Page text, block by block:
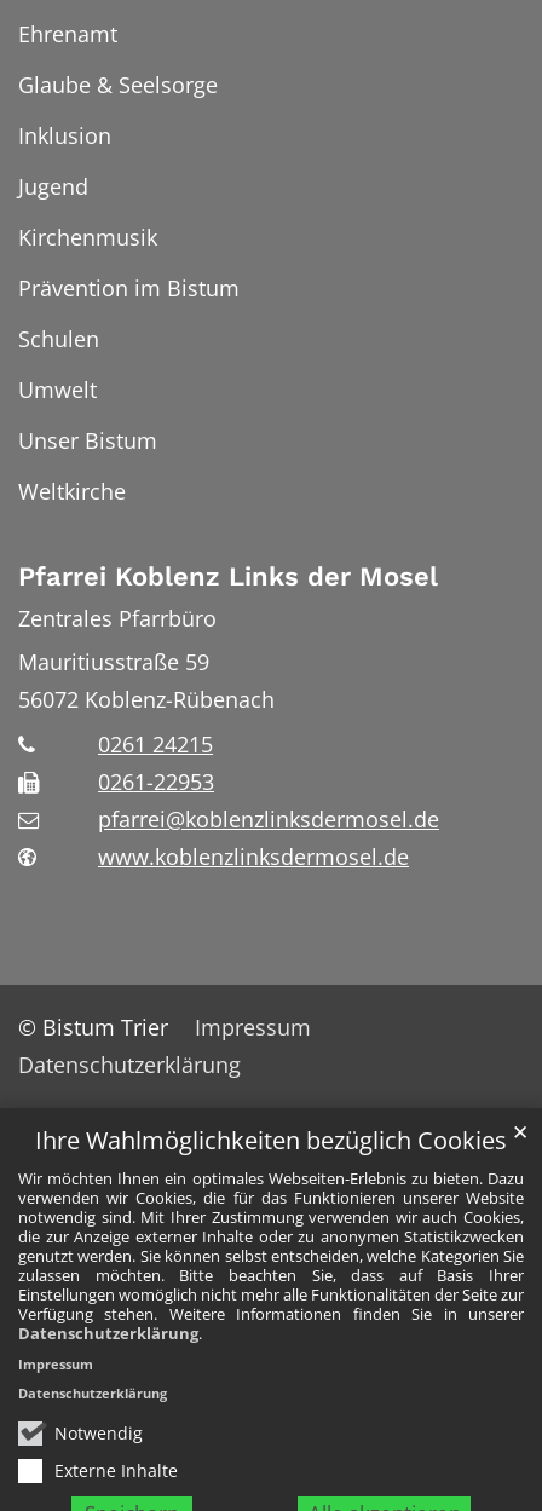
Ihre Wahlmöglichkeiten bezüglich Cookies
Wir möchten Ihnen ein optimales Webseiten-Erlebnis zu bieten. Dazu
verwenden wir Cookies, die für das Funktionieren unserer Website
notwendig sind. Mit Ihrer Zustimmung verwenden wir auch Cookies,
die zur Anzeige externer Inhalte oder zu anonymen Statistikzwecken
genutzt werden. Sie können selbst entscheiden, welche Kategorien Sie
zulassen möchten. Bitte beachten Sie, dass auf Basis Ihrer
Einstellungen womöglich nicht mehr alle Funktionalitäten der Seite zur
Verfügung stehen. Weitere Informationen finden Sie in unserer
Datenschutzerklärung.
Notwendig
Externe Inhalte
✕
Impressum
Datenschutzerklärung
Ehrenamt
Glaube & Seelsorge
Inklusion
Jugend
Kirchenmusik
Prävention im Bistum
Schulen
Umwelt
Unser Bistum
Weltkirche
Pfarrei Koblenz Links der Mosel
Zentrales Pfarrbüro
Mauritiusstraße 59
56072 Koblenz-Rübenach
0261 24215
0261-22953
pfarrei@koblenzlinksdermosel.de
www.koblenzlinksdermosel.de
© Bistum Trier
Impressum
Datenschutzerklärung